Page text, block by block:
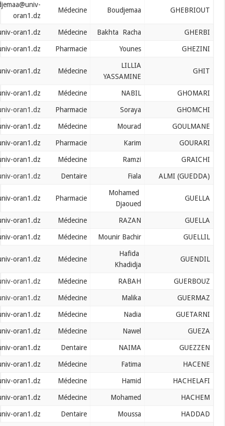
Boudjemaa
Médecine
ghebriout.boudjemaa@univ-
Bakhta Racha
Médecine
gherbi.bakhta@univ-oran1.dz
Younes
Pharmacie
ghezini.younes @univ-oran1.dz
ghit.lillia@univ-oran1.dz
NABIL
Médecine
ghomari.nabil@univ-oran1.dz
Soraya
Pharmacie
ghomchi.soraya@univ-oran1.dz
Mourad
Médecine
goulmane.mourad@univ-oran1.dz
Karim
Pharmacie
gourari.karim@univ-oran1.dz
Ramzi
Médecine
graichi.ramzi@univ-oran1.dz
Fiala
Dentaire
guedda.fiala@univ-oran1.dz
guella.mohamed@univ-oran1.dz
RAZAN
Médecine
guella.razan@univ-oran1.dz
Mounir Bachir
Médecine
guellil.mounir@univ-oran1.dz
guendil.hafeda@univ-oran1.dz
RABAH
Médecine
guerbouz.rabah@univ-oran1.dz
Malika
Médecine
guermaz.malika@univ-oran1.dz
Nadia
Médecine
guetarni.nadia@univ-oran1.dz
Nawel
Médecine
gueza.nawel@univ-oran1.dz
NAIMA
Dentaire
guezzen.naima@univ-oran1.dz
Fatima
Médecine
hacene.fatima@univ-oran1.dz
Hamid
Médecine
hachelafi.hamid@univ-oran1.dz
Mohamed
Médecine
hachem.mohamed@univ-oran1.dz
Moussa
Dentaire
haddad.moussa@univ-oran1.dz